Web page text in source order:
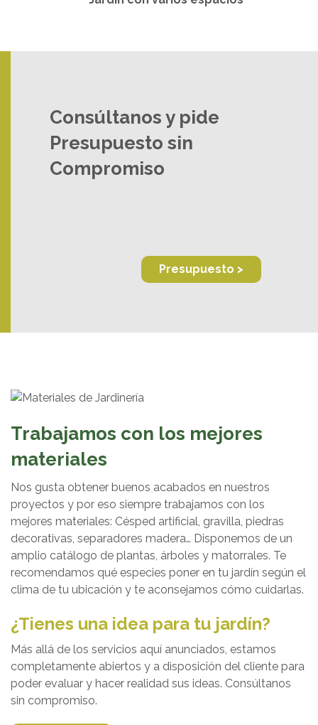
Consúltanos y pide
Presupuesto sin
Compromiso
Presupuesto >
Trabajamos con los mejores
materiales
Nos gusta obtener buenos acabados en nuestros
proyectos y por eso siempre trabajamos con los
mejores materiales: Césped artificial, gravilla, piedras
decorativas, separadores madera… Disponemos de un
amplio catálogo de plantas, árboles y matorrales. Te
recomendamos qué especies poner en tu jardín según el
clima de tu ubicación y te aconsejamos cómo cuidarlas.
¿Tienes una idea para tu jardín?
Más allá de los servicios aquí anunciados, estamos
completamente abiertos y a disposición del cliente para
poder evaluar y hacer realidad sus ideas. Consúltanos
sin compromiso.